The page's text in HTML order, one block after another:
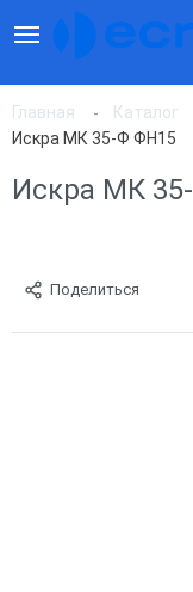
Главная Каталог
Искра МК 35-Ф ФН15
Искра МК
Поделиться